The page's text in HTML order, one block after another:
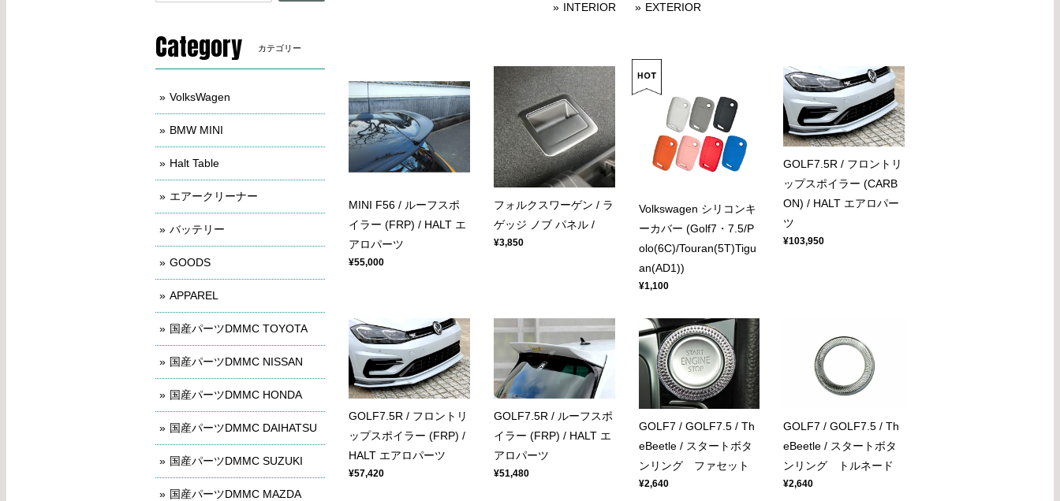
INTERIOR EXTERIOR
MINI F56 / ルーフスポ
イラー (FRP) / HALT エ
アロパーツ
¥55,000
フォルクスワーゲン / ラ
ゲッジ ノブ パネル /
¥3,850
Volkswagen シリコンキ
ーカバー (Golf7・7.5/P
olo(6C)/Touran(5T)Tigu
an(AD1))
¥1,100
GOLF7.5R / フロントリ
ップスポイラー (CARB
ON) / HALT エアロパー
ツ
¥103,950
GOLF7.5R / フロントリ
ップスポイラー (FRP) /
HALT エアロパーツ
¥57,420
GOLF7.5R / ルーフスポ
イラー (FRP) / HALT エ
アロパーツ
¥51,480
GOLF7 / GOLF7.5 / Th
eBeetle / スタートボタ
ンリング ファセット
¥2,640
GOLF7 / GOLF7.5 / Th
eBeetle / スタートボタ
ンリング トルネード
¥2,640
Category カテゴリー
VolksWagen
BMW MINI
Halt Table
エアークリーナー
バッテリー
GOODS
APPAREL
国産パーツDMMC TOYOTA
国産パーツDMMC NISSAN
国産パーツDMMC HONDA
国産パーツDMMC DAIHATSU
国産パーツDMMC SUZUKI
国産パーツDMMC MAZDA